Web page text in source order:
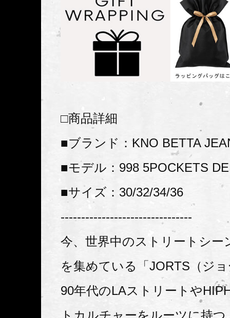
□商品詳細
■ブランド：KNO BETTA
■モデル：998 5POCKETS
■サイズ：30/32/34/36
--------------------------------
今、世界中のストリートシー
を集めている「JORTS（ジ
90年代のLAストリートや
トカルチャーをルーツに持